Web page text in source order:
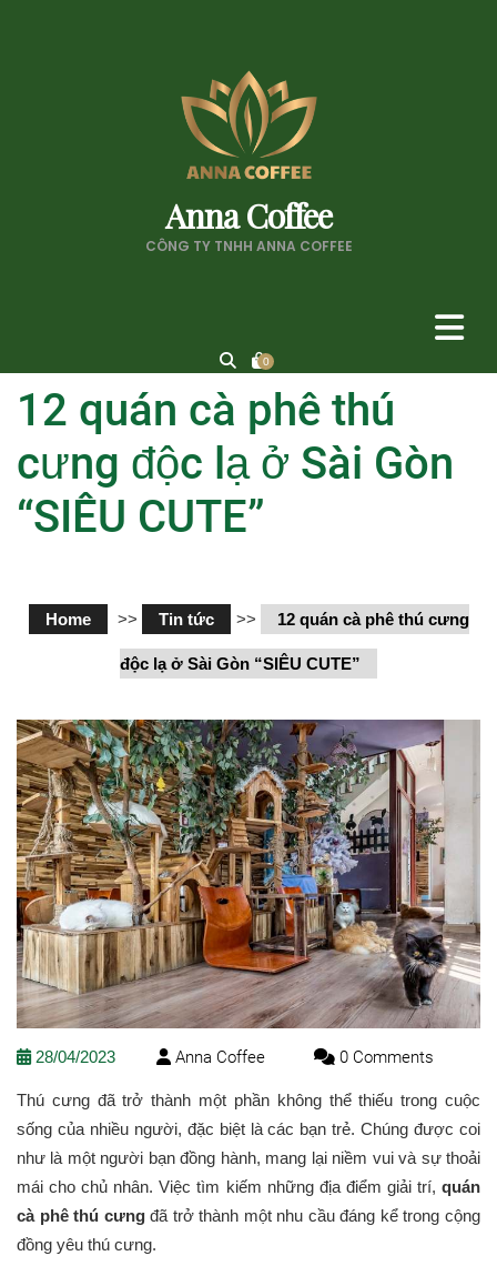
Anna Coffee
CÔNG TY TNHH ANNA COFFEE
0
12 quán cà phê thú
cưng độc lạ ở Sài Gòn
“SIÊU CUTE”
Home >> Tin tức >> 12 quán cà phê thú cưng
độc lạ ở Sài Gòn “SIÊU CUTE”
28/04/2023 Anna Coffee 0 Comments
Thú cưng đã trở thành một phần không thể thiếu trong cuộc
sống của nhiều người, đặc biệt là các bạn trẻ. Chúng được coi
như là một người bạn đồng hành, mang lại niềm vui và sự thoải
mái cho chủ nhân. Việc tìm kiếm những địa điểm giải trí, quán
cà phê thú cưngđã trở thành một nhu cầu đáng kể trong cộng
đồng yêu thú cưng.